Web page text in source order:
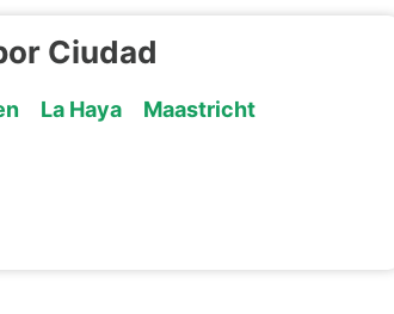
Ciudad
La Haya
Maastricht